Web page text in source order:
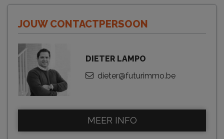
JOUW CONTACTPERSOON
DIETER LAMPO
dieter@futurimmo.be
MEER INFO